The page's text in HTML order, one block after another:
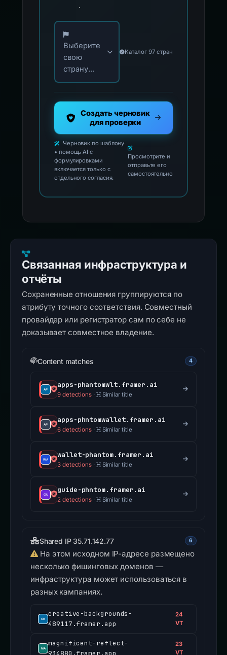
.
Выберите свою страну для официальных
Выберите
свою
страну...
Каталог 97 стран
Создать черновик
для проверки
Черновик по шаблону
• помощь AI с
формулировками
включается только с
отдельного согласия.
Просмотрите и
отправьте его
самостоятельно
Связанная инфраструктура и
отчёты
Сохраненные отношения группируются по
атрибуту точного соответствия. Совместный
провайдер или регистратор сам по себе не
доказывает совместное владение.
Content matches 4
apps-phantomwlt.framer.ai
9 detections · Similar title
apps-phntomwallet.framer.ai
6 detections · Similar title
wallet-phantom.framer.ai
3 detections · Similar title
guide-phntom.framer.ai
2 detections · Similar title
Shared IP 35.71.142.77 6
На этом исходном IP-адресе размещено
несколько фишинговых доменов —
инфраструктура может использоваться в
разных кампаниях.
creative-backgrounds-
489117.framer.app
24
VT
magnificent-reflect-
934880.framer.app
23
VT